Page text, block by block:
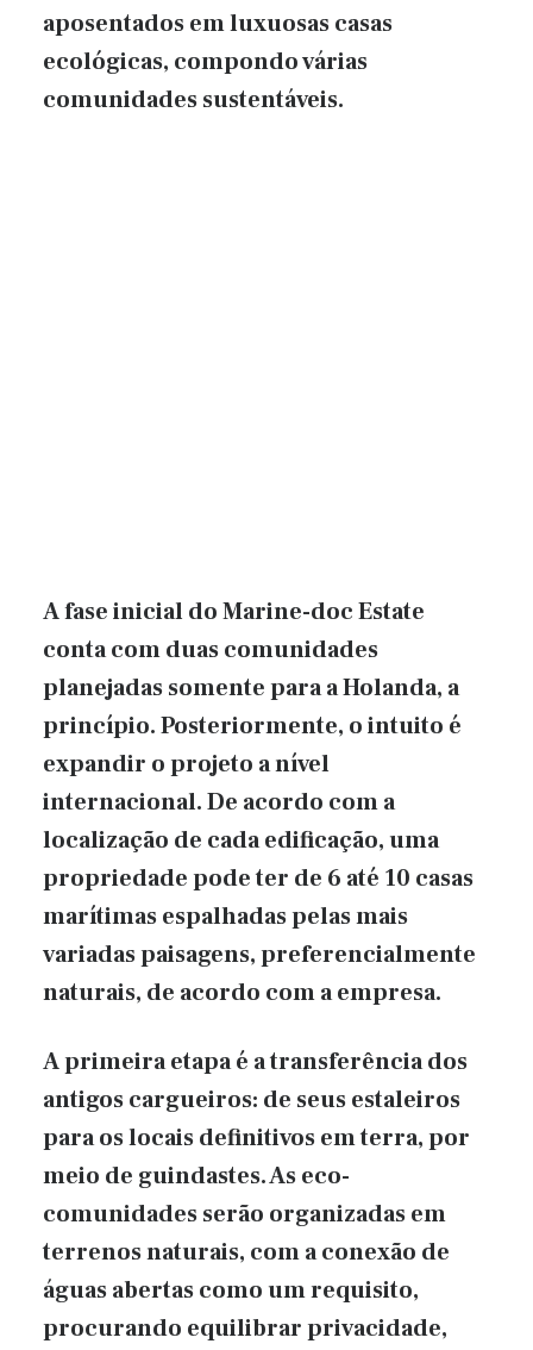
aposentados em luxuosas casas
ecológicas, compondo várias
comunidades sustentáveis.
A fase inicial do Marine-doc Estate
conta com duas comunidades
planejadas somente para a Holanda, a
princípio. Posteriormente, o intuito é
expandir o projeto a nível
internacional. De acordo com a
localização de cada edificação, uma
propriedade pode ter de 6 até 10 casas
marítimas espalhadas pelas mais
variadas paisagens, preferencialmente
naturais, de acordo com a empresa.
A primeira etapa é a transferência dos
antigos cargueiros: de seus estaleiros
para os locais definitivos em terra, por
meio de guindastes. As eco-
comunidades serão organizadas em
terrenos naturais, com a conexão de
águas abertas como um requisito,
procurando equilibrar privacidade,